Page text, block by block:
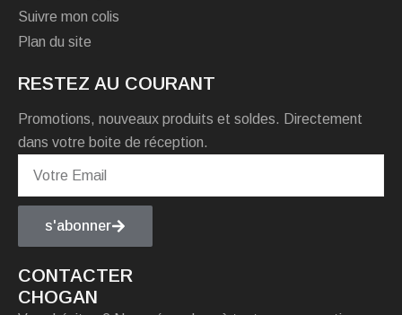
Suivre mon colis
Plan du site
RESTEZ AU COURANT
Promotions, nouveaux produits et soldes. Directement
dans votre boite de réception.
s'abonner
CONTACTER
CHOGAN